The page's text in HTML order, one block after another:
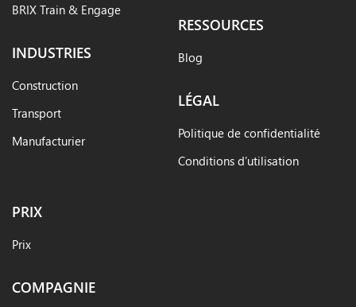
BRIX Train & Engage
INDUSTRIES
Construction
Transport
Manufacturier
RESSOURCES
Blog
LÉGAL
Politique de confidentialité
Conditions d’utilisation
PRIX
Prix
COMPAGNIE